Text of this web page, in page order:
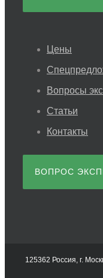
Цены
Вопросы
Статьи
Контакты
ВОПРОС
125362 Россия, г.